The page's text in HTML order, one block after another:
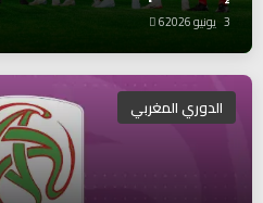
3 يونيو 2026 6
الدوري المغربي